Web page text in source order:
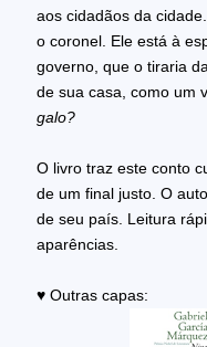
aos cidadãos da
o coronel. Ele está à
governo, que o tiraria
de sua casa, como um
galo?
O livro traz este conto
de um final justo. O
de seu país. Leitura
aparências.
♥ Outras capas: